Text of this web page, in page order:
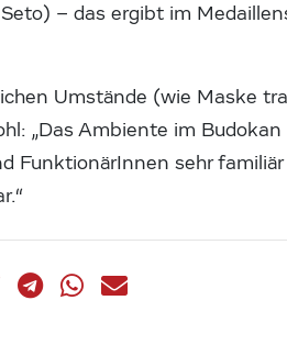
– das ergibt im
Umstände (wie Maske
„Das Ambiente im
FunktionärInnen sehr